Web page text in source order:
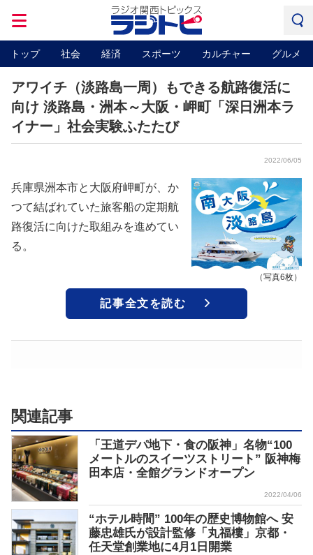
トップ 社会 経済 スポーツ カルチャー グルメ
アワイチ（淡路島一周）もできる航路復活に
向け 淡路島・洲本～大阪・岬町「深日洲本ラ
イナー」社会実験ふたたび
2022/06/05
（写真6枚）
兵庫県洲本市と大阪府岬町が、か
つて結ばれていた旅客船の定期航
路復活に向けた取組みを進めてい
る。
記事全文を読む
関連記事
「王道デパ地下・食の阪神」名物“100
メートルのスイーツストリート” 阪神梅
田本店・全館グランドオープン
2022/04/06
“ホテル時間” 100年の歴史博物館へ 安
藤忠雄氏が設計監修「丸福樓」京都・
任天堂創業地に4月1日開業